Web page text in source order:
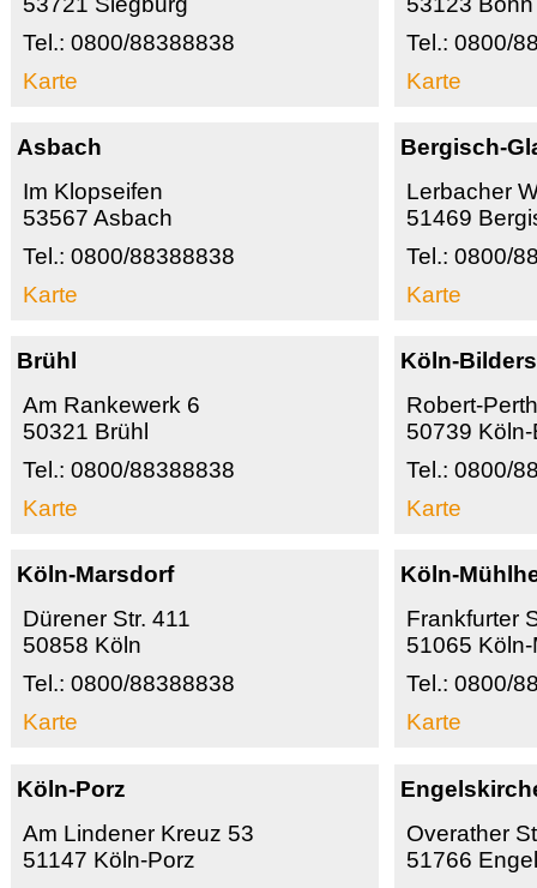
Tel.: 0800/88388838
Karte
Tel.: 0800/
Karte
Asbach
Im Klopseifen
53567 Asbach
Tel.: 0800/88388838
Karte
Bergisch-
Lerbacher
51469
Tel.: 0800/
Karte
Brühl
Am Rankewerk 6
50321 Brühl
Tel.: 0800/88388838
Karte
Köln-
Robert-
50739
Tel.: 0800/
Karte
Köln-Marsdorf
Dürener Str. 411
50858 Köln
Tel.: 0800/88388838
Karte
Köln-
Frankfurter
51065
Tel.: 0800/
Karte
Köln-Porz
Am Lindener Kreuz 53
51147 Köln-Porz
Overather
51766